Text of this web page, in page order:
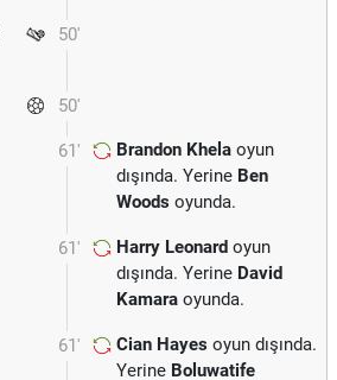
50'
50'
61' Brandon Khela oyun
dışında. Yerine Ben
Woods oyunda.
61' Harry Leonard oyun
dışında. Yerine David
Kamara oyunda.
61' Cian Hayes oyun dışında.
Yerine Boluwatife